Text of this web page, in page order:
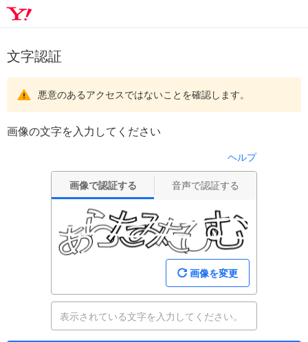
文字認証
悪意のあるアクセスではないことを確認します。
画像の文字を入力してください
ヘルプ
画像で認証する 音声で認証する
画像を変更